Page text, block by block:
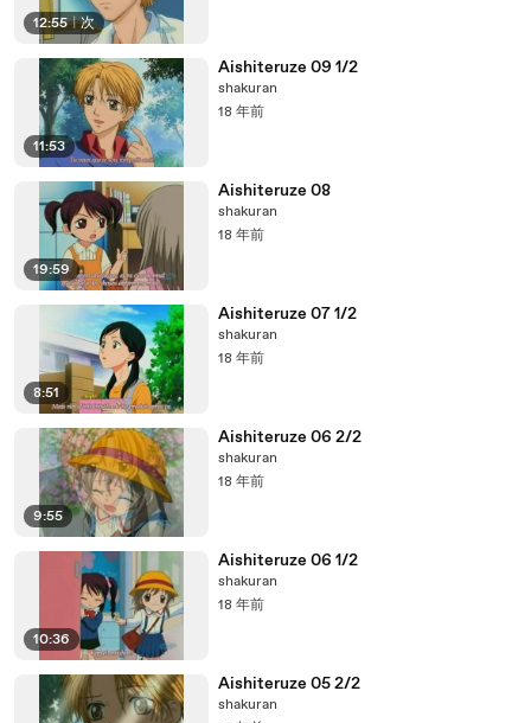
12:55 | 次
11:53
Aishiteruze 09 1/2
shakuran
18 年前
19:59
Aishiteruze 08
shakuran
18 年前
8:51
Aishiteruze 07 1/2
shakuran
18 年前
9:55
Aishiteruze 06 2/2
shakuran
18 年前
10:36
Aishiteruze 06 1/2
shakuran
18 年前
Aishiteruze 05 2/2
shakuran